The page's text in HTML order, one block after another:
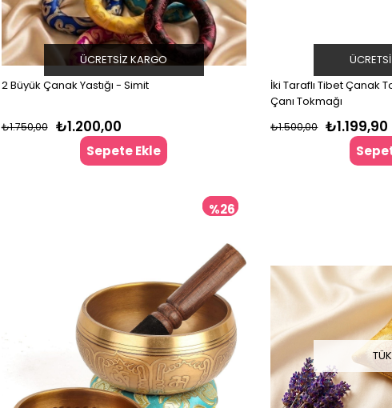
2 Büyük Çanak Yastığı - Simit
₺1.200,00
₺1.750,00
Sepete Ekle
ÜCRETSIZ KARGO
İki Taraflı Tibet Çanak
Çanı Tokmağı
₺1.199,90
₺1.500,00
%26
İndirim
%26İndirim